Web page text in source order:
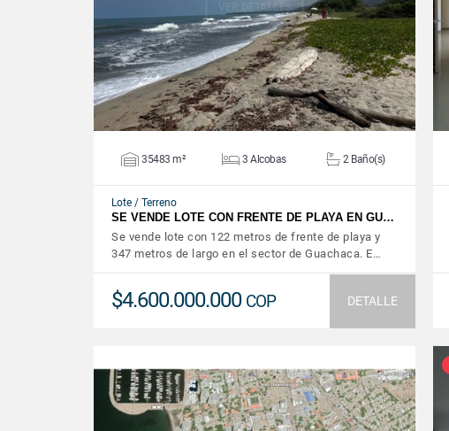
VER DETALLES
35483 m² 3 Alcobas 2 Baño(s)
Lote / Terreno
SE VENDE LOTE CON FRENTE DE PLAYA EN GU…
Se vende lote con 122 metros de frente de playa y
347 metros de largo en el sector de Guachaca. E…
$4.600.000.000 COP DETALLE